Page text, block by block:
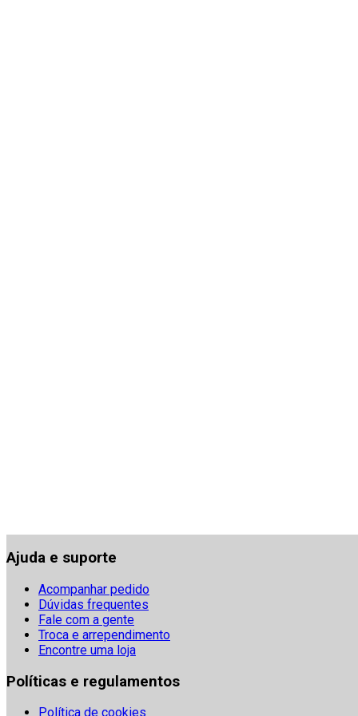
Ajuda e suporte
Acompanhar pedido
Dúvidas frequentes
Fale com a gente
Troca e arrependimento
Encontre uma loja
Políticas e regulamentos
Política de cookies